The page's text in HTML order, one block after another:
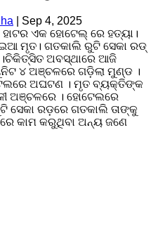
Sep 4, 2025
ହାଟର ଏକ ହୋଟେଲ୍ ରେ ହତ୍ୟା।
ମୃତ। ଗତକାଲି ରୁଟି ସେକା ରଡ୍
ଅବସ୍ଥାରେ ଆଜି
୪ ଅଞ୍ଚଳରେ ଗଡ଼ିଲା ମୁଣ୍ଡ ।
ଅଘଟଣ । ମୃତ ବ୍ୟକ୍ତିଙ୍କ
ଅଞ୍ଚଳରେ । ହୋଟେଲରେ
ସେକା ରଡ଼ରେ ଗତକାଲି ତାଙ୍କୁ
କାମ କରୁଥିବା ଅନ୍ୟ ଜଣେ